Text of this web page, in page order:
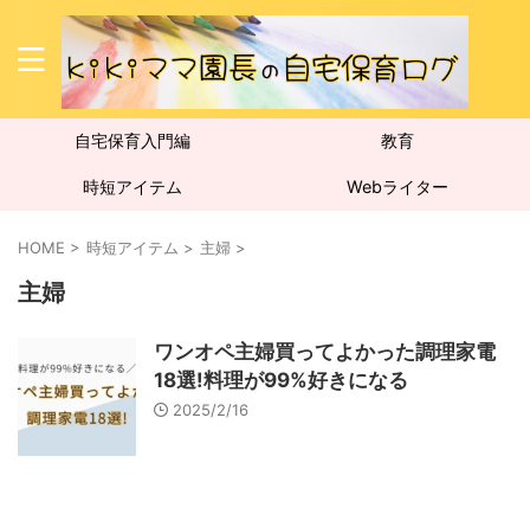
自宅保育入門編 教育
時短アイテム Webライター
HOME > 時短アイテム > 主婦 >
主婦
ワンオペ主婦買ってよかった調理家電
18選!料理が99%好きになる
2025/2/16